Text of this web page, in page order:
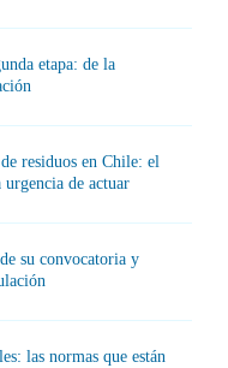
etapa: de la
residuos en Chile: el
de actuar
su convocatoria y
las normas que están